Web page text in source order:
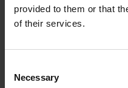
provided to them or that
of their services.
Selection
Necessary
Hanover Park, IL 60133
Contact